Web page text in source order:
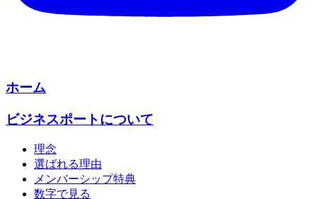
ホーム
ビジネスポートについて
理念
選ばれる理由
メンバーシップ特典
数字で見る